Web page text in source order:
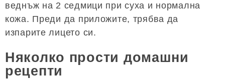
веднъж на 2 седмици при суха и нормална
кожа. Преди да приложите, трябва да
изпарите лицето си.
Няколко прости домашни
рецепти